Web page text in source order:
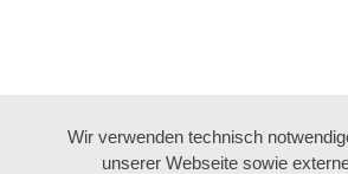
Wir verwenden technisch
unserer Webseite sowie